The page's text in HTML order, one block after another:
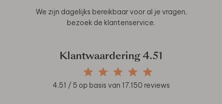
We zijn dagelijks bereikbaar voor al je vragen,
bezoek de klantenservice.
Klantwaardering 4.51
4.51 / 5 op basis van 17.150 reviews